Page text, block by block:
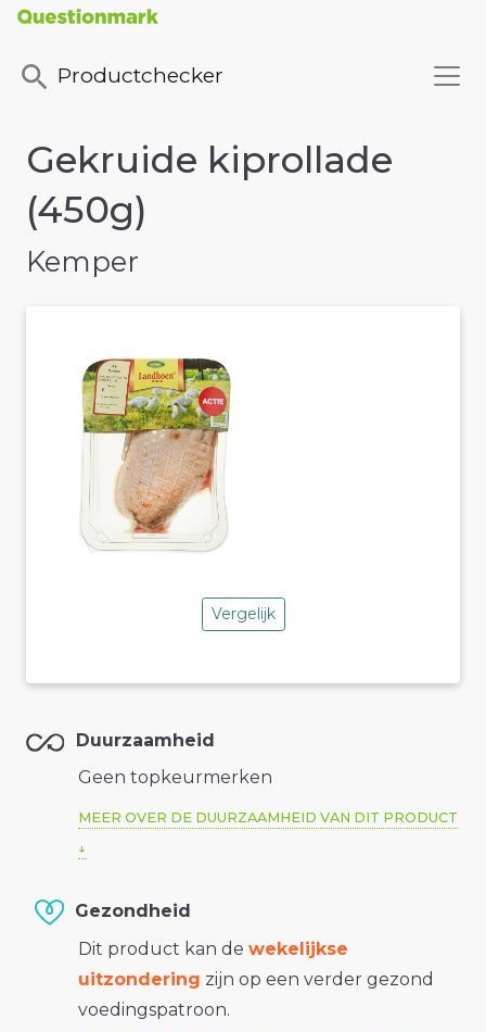
Productchecker
Gekruide kiprollade
(450g)
Kemper
Vergelijk
Duurzaamheid
Geen topkeurmerken
MEER OVER DE DUURZAAMHEID VAN DIT PRODUCT
Gezondheid
Dit product kan de wekelijkse
uitzondering zijn op een verder gezond
voedingspatroon.